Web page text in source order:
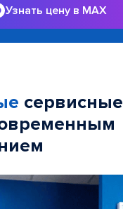
Узнать цену в MAX
сервисные